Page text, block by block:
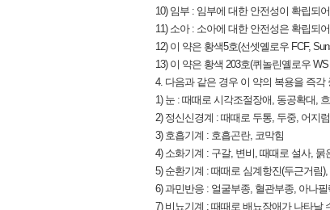
10) 임부 : 임부에 대한 안전성이 확립되
11) 소아 : 소아에 대한 안전성은 확립되
12) 이 약은 황색5호(선셋옐로우 FCF,
13) 이 약은 황색 203호(퀴놀린옐로우
4. 다음과 같은 경우 이 약의 복용을 즉
1) 눈 : 때때로 시각조절장애, 동공확대,
2) 정신신경계 : 때때로 두통, 두중, 어지
3) 호흡기계 : 호흡곤란, 코막힘
4) 소화기계 : 구갈, 변비, 때때로 설사,
5) 순환기계 : 때때로 심계항진(두근거림
6) 과민반응 : 얼굴부종, 혈관부종, 아나
7) 비뇨기계 : 때때로 배뇨장애가 나타날